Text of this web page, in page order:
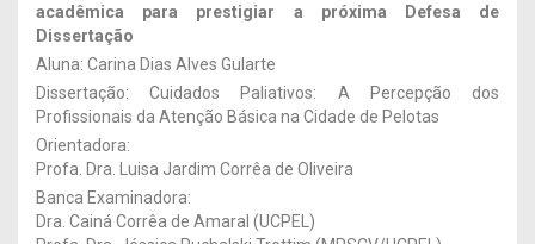
acadêmica para prestigiar a próxima Defesa de
Dissertação
Aluna: Carina Dias Alves Gularte
Dissertação: Cuidados Paliativos: A Percepção dos
Profissionais da Atenção Básica na Cidade de Pelotas
Orientadora:
Profa. Dra. Luisa Jardim Corrêa de Oliveira
Banca Examinadora:
Dra. Cainá Corrêa de Amaral (UCPEL)